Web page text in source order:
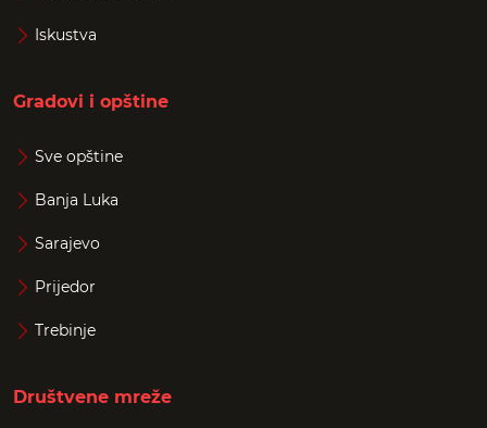
Iskustva
Gradovi i opštine
Sve opštine
Banja Luka
Sarajevo
Prijedor
Trebinje
Društvene mreže